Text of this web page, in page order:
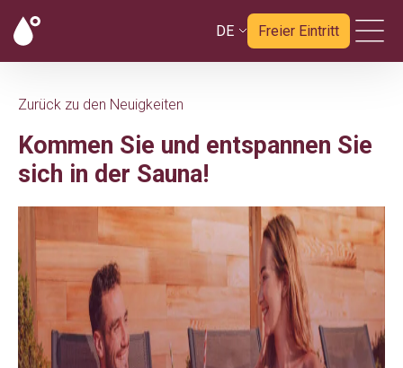
DE Freier Eintritt
Zurück zu den Neuigkeiten
Kommen Sie und entspannen Sie
sich in der Sauna!